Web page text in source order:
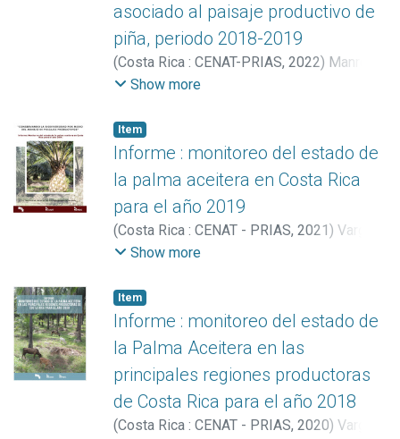
asociado al paisaje productivo de
piña, periodo 2018-2019
(Costa Rica : CENAT-PRIAS, 2022) Manrow
Villalobos, Marilyn
González, Catalina
Cornelia
Show more
Item
Informe : monitoreo del estado de
la palma aceitera en Costa Rica
para el año 2019
(Costa Rica : CENAT - PRIAS, 2021) Vargas
Solano, Yerlin;
Show more
Item
Informe : monitoreo del estado de
la Palma Aceitera en las
principales regiones productoras
de Costa Rica para el año 2018
(Costa Rica : CENAT - PRIAS, 2020) Vargas